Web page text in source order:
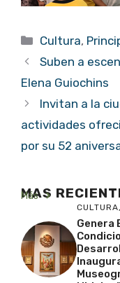
Categorías
Cultura,
Suben a
Elena Guiochins
Invitan a la
actividades
por su 52
MAS
Más
CULTURA,
Genera